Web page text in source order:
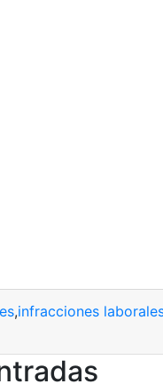
,infracciones